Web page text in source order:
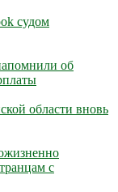
судом
об
области вновь
с